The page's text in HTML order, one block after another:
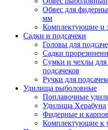
Обвес для
мм
Комплектующие и
Садки и подсачеки
Головы для
Садки
Сумки и чехлы
подсачеков
Ручки для
Удилища рыболовные
Поплавочные
Удилища Херабуна
Фидерные и
Комплектующие к